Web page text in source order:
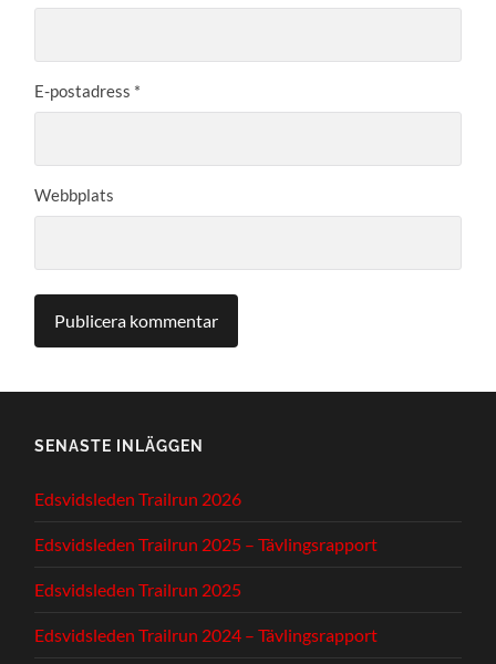
E-postadress *
Webbplats
SENASTE INLÄGGEN
Edsvidsleden Trailrun 2026
Edsvidsleden Trailrun 2025 – Tävlingsrapport
Edsvidsleden Trailrun 2025
Edsvidsleden Trailrun 2024 – Tävlingsrapport